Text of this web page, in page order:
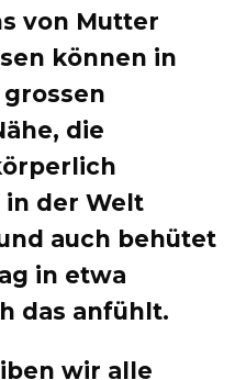
von Mutter
können in
die
der Welt
auch behütet
in etwa
das anfühlt.
wir alle